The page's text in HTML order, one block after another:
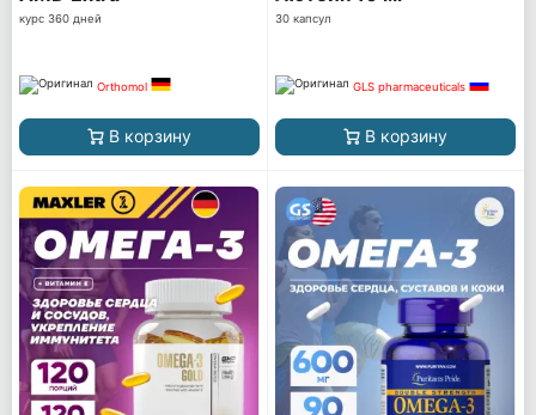
курс 360 дней
Orthomol
В корзину
30 капсул
GLS pharmaceuticals
В корзину